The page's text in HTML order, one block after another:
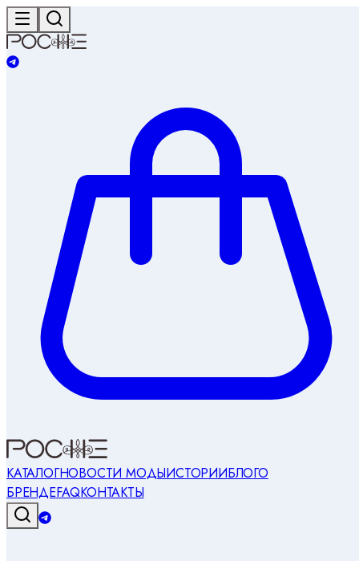
КАТАЛОГНОВОСТИ МОДЫИСТОРИИБЛОГО
БРЕНДЕFAQКОНТАКТЫ